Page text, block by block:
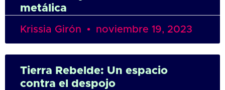
metálica
Krissia Girón noviembre 19, 2023
Tierra Rebelde: Un espacio
contra el despojo